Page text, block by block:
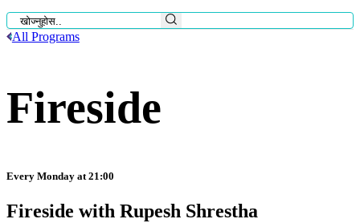
All Programs
Fireside
Every Monday at 21:00
Fireside with Rupesh Shrestha